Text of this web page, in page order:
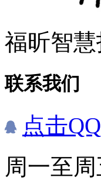
福昕智
联系我们
点击
周一至